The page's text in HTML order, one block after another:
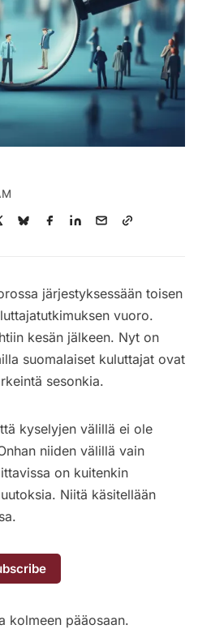
järjestyksessään toisen
vuoro.
kesän jälkeen. Nyt on
suomalaiset kuluttajat ovat
sesonkia.
kyselyjen välillä ei ole
niiden välillä vain
on kuitenkin
Niitä käsitellään
kolmeen pääosaan.